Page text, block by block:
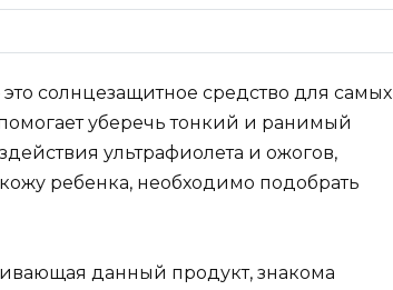
солнцезащитное средство для самых
уберечь тонкий и ранимый
ультрафиолета и ожогов,
ребенка, необходимо подобрать
данный продукт, знакома